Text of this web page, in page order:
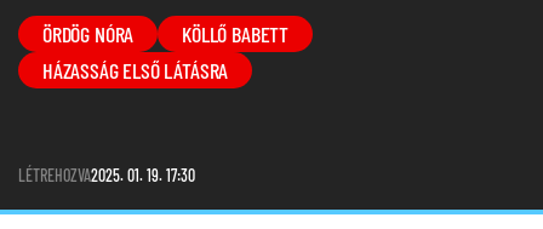
ÖRDÖG NÓRA
KÖLLŐ BABETT
HÁZASSÁG ELSŐ LÁTÁSRA
LÉTREHOZVA2025. 01. 19. 17:30